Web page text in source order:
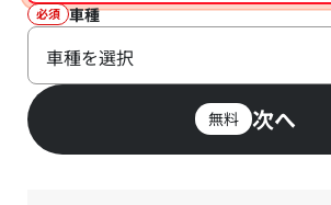
必須 車種
車種を選択
無料 次へ